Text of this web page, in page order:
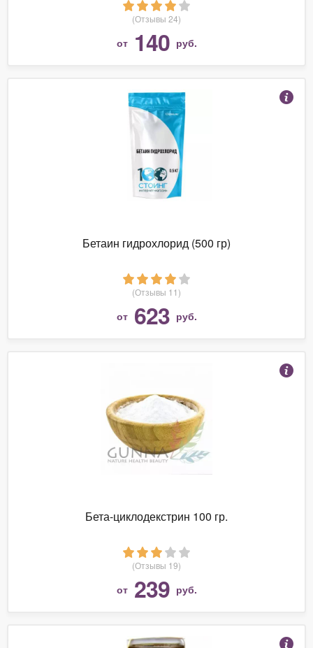
(Отзывы 24)
от 140 руб.
Бетаин гидрохлорид (500 гр)
(Отзывы 11)
от 623 руб.
Бета-циклодекстрин 100 гр.
(Отзывы 19)
от 239 руб.